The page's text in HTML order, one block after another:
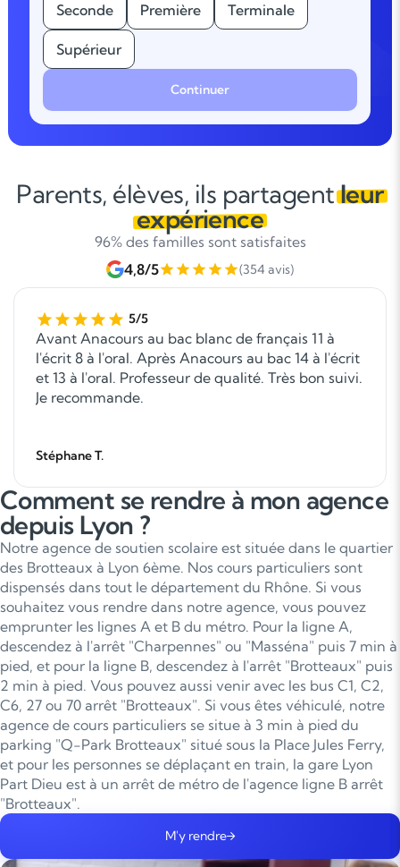
Seconde Première Terminale
Supérieur
Continuer
Parents, élèves, ils partagentleur
expérience
96% des familles sont satisfaites
4,8/5
(354 avis)
5/5
Avant Anacours au bac blanc de français 11 à
l'écrit 8 à l'oral. Après Anacours au bac 14 à l'écrit
et 13 à l'oral. Professeur de qualité. Très bon suivi.
Je recommande.
Stéphane T.
Comment se rendre à mon agence
depuis Lyon ?
Notre agence de soutien scolaire est située dans le quartier
des Brotteaux à Lyon 6ème. Nos cours particuliers sont
dispensés dans tout le département du Rhône. Si vous
souhaitez vous rendre dans notre agence, vous pouvez
emprunter les lignes A et B du métro. Pour la ligne A,
descendez à l'arrêt "Charpennes" ou "Masséna" puis 7 min à
pied, et pour la ligne B, descendez à l'arrêt "Brotteaux" puis
2 min à pied. Vous pouvez aussi venir avec les bus C1, C2,
C6, 27 ou 70 arrêt "Brotteaux". Si vous êtes véhiculé, notre
agence de cours particuliers se situe à 3 min à pied du
parking "Q-Park Brotteaux" situé sous la Place Jules Ferry,
et pour les personnes se déplaçant en train, la gare Lyon
Part Dieu est à un arrêt de métro de l'agence ligne B arrêt
"Brotteaux".
M'y rendre